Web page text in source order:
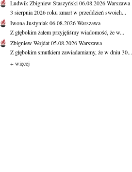
Ludwik Zbigniew Staszyński06.08.2026Warszawa
3 sierpnia 2026 roku zmarł w przeddzień swoich...
Iwona Justyniak06.08.2026Warszawa
Z głębokim żalem przyjęliśmy wiadomość, że w...
Zbigniew Wojdat05.08.2026Warszawa
Z głębokim smutkiem zawiadamiamy, że w dniu 30...
+ więcej